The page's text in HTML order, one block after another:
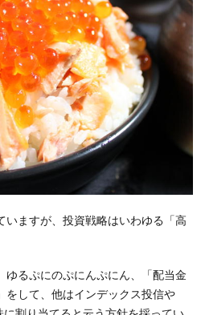
いますが、投資戦略はいわゆる「高
ゆるぷにのぷにんぷにん、「配当金
をして、他はインデックス投信や